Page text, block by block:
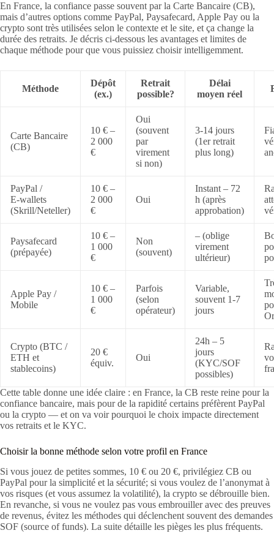
En France, la confiance passe souvent par la Carte Bancaire (CB),
mais d’autres options comme PayPal, Paysafecard, Apple Pay ou la
crypto sont très utilisées selon le contexte et le site, et ça change la
durée des retraits. Je décris ci‑dessous les avantages et limites de
chaque méthode pour que vous puissiez choisir intelligemment.
Méthode
Dépôt
(ex.)
Retrait
possible?
Délai
moyen réel
Carte Bancaire
(CB)
10 € –
2 000
€
Oui
(souvent
par
virement
si non)
3-14 jours
(1er retrait
plus long)
PayPal /
E‑wallets
(Skrill/Neteller)
10 € –
2 000
€
Oui
Instant – 72
h (après
approbation)
Paysafecard
(prépayée)
10 € –
1 000
€
Non
(souvent)
– (oblige
virement
ultérieur)
Apple Pay /
Mobile
10 € –
1 000
€
Parfois
(selon
opérateur)
Variable,
souvent 1-7
jours
Crypto (BTC /
ETH et
stablecoins)
20 €
équiv.
Oui
24h – 5
jours
(KYC/SOF
possibles)
Cette table donne une idée claire : en France, la CB reste reine pour la
confiance bancaire, mais pour de la rapidité certains préfèrent PayPal
ou la crypto — et on va voir pourquoi le choix impacte directement
vos retraits et le KYC.
Choisir la bonne méthode selon votre profil en France
Si vous jouez de petites sommes, 10 € ou 20 €, privilégiez CB ou
PayPal pour la simplicité et la sécurité; si vous voulez de l’anonymat à
vos risques (et vous assumez la volatilité), la crypto se débrouille bien.
En revanche, si vous ne voulez pas vous embrouiller avec des preuves
de revenus, évitez les méthodes qui déclenchent souvent des demandes
SOF (source of funds). La suite détaille les pièges les plus fréquents.